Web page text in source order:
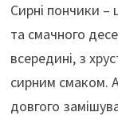
b
o
o
k
gr
a
m
Сирні пончики –
та смачного
всередині, з
сирним смаком.
довгого